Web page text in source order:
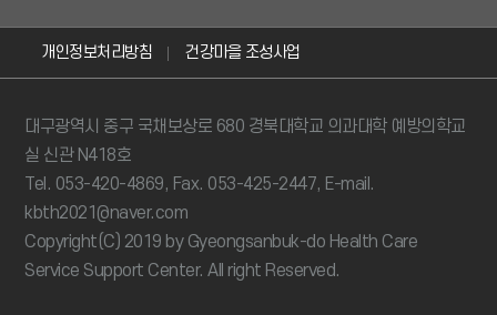
개인정보처리방침 건강마을 조성사업
대구광역시 중구 국채보상로 680 경북대학교 의과대학 예방의학교
실 신관 N418호
Tel. 053-420-4869, Fax. 053-425-2447, E-mail.
kbth2021@naver.com
Copyright(C) 2019 by Gyeongsanbuk-do Health Care
Service Support Center. All right Reserved.